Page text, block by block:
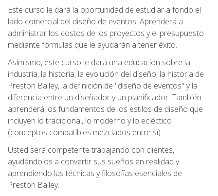
Este curso le dará la oportunidad de estudiar a fondo el
lado comercial del diseño de eventos. Aprenderá a
administrar los costos de los proyectos y el presupuesto
mediante fórmulas que le ayudarán a tener éxito.
Asimismo, este curso le dará una educación sobre la
industria, la historia, la evolución del diseño, la historia de
Preston Bailey, la definición de "diseño de eventos" y la
diferencia entre un diseñador y un planificador. También
aprenderá los fundamentos de los estilos de diseño que
incluyen lo tradicional, lo moderno y lo ecléctico
(conceptos compatibles mezclados entre sí).
Usted será competente trabajando con clientes,
ayudándolos a convertir sus sueños en realidad y
aprendiendo las técnicas y filosofías esenciales de
Preston Bailey.